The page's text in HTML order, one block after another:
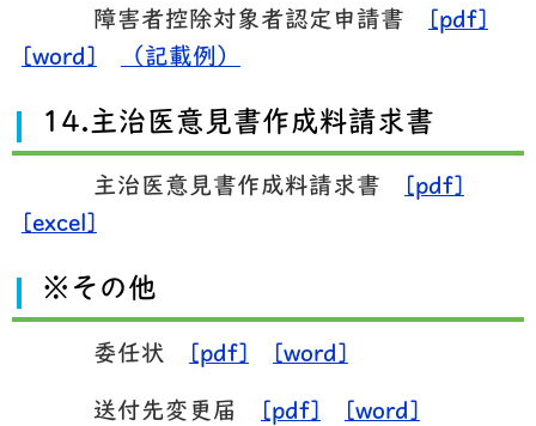
障害者控除対象者認定申請書
[pdf]
[word]
（記載例）
14.主治医意見書作成料請求書
主治医意見書作成料請求書
[pdf]
[excel]
※その他
委任状 [pdf] [word]
送付先変更届 [pdf] [word]